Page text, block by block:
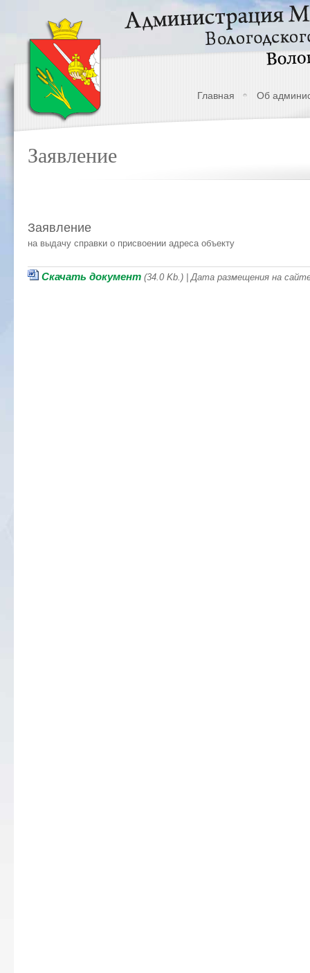
Главная Об
Заявление
Заявление
на выдачу справки о присвоении адреса объекту
Скачать документ (34.0 Kb.) | Дата размещения на